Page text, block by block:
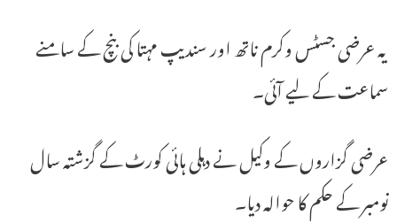
یہ عرضی جسٹس وکرم ناتھ اور سندیپ مہتا کی بنچ کے سامنے
سماعت کے لیے آئی۔
عرضی گزاروں کے وکیل نے دہلی ہائی کورٹ کے گزشتہ سال
نومبر کے حکم کا حوالہ دیا۔